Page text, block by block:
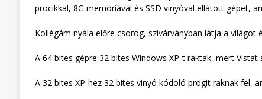
procikkal, 8G memóriával és SSD vinyóval ellátott gépet,
Kollégám nyála előre csorog, szivárványban látja a
A 64 bites gépre 32 bites Windows XP-t raktak, mert
A 32 bites XP-hez 32 bites vinyó kódoló progit raknak fel,